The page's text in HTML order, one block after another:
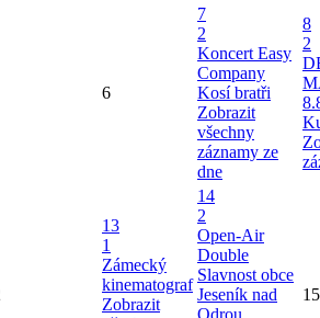
6
7
2
Koncert Easy
Company
Kosí bratři
Zobrazit
všechny
záznamy ze
dne
8
2
13
1
Zámecký
kinematograf
Zobrazit
14
2
Open-Air
Double
Slavnost obce
Jeseník nad
Odrou
15